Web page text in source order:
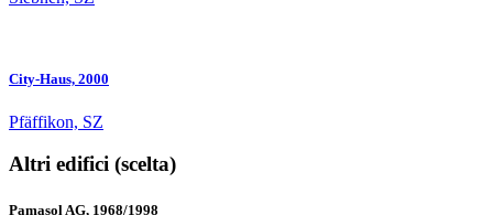
City-Haus, 2000
Pfäffikon, SZ
Altri edifici (scelta)
Pamasol AG, 1968/1998